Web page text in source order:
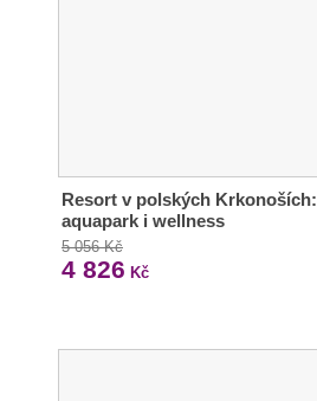
Resort v polských Krkonoších:
aquapark i wellness
5 056 Kč
4 826 Kč